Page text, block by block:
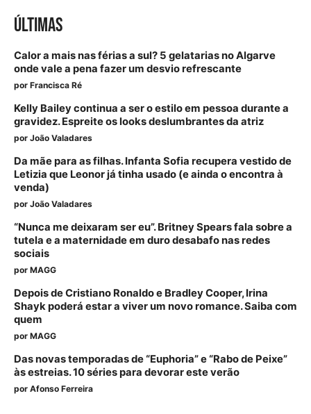
ÚLTIMAS
Calor a mais nas férias a sul? 5 gelatarias no Algarve
onde vale a pena fazer um desvio refrescante
por Francisca Ré
Kelly Bailey continua a ser o estilo em pessoa durante a
gravidez. Espreite os looks deslumbrantes da atriz
por João Valadares
Da mãe para as filhas. Infanta Sofia recupera vestido de
Letizia que Leonor já tinha usado (e ainda o encontra à
venda)
por João Valadares
“Nunca me deixaram ser eu”. Britney Spears fala sobre a
tutela e a maternidade em duro desabafo nas redes
sociais
por MAGG
Depois de Cristiano Ronaldo e Bradley Cooper, Irina
Shayk poderá estar a viver um novo romance. Saiba com
quem
por MAGG
Das novas temporadas de “Euphoria” e “Rabo de Peixe”
às estreias. 10 séries para devorar este verão
por Afonso Ferreira